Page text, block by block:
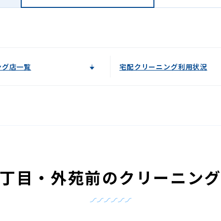
店一覧 宅配クリーニング利用状況
目・外苑前のクリーニン